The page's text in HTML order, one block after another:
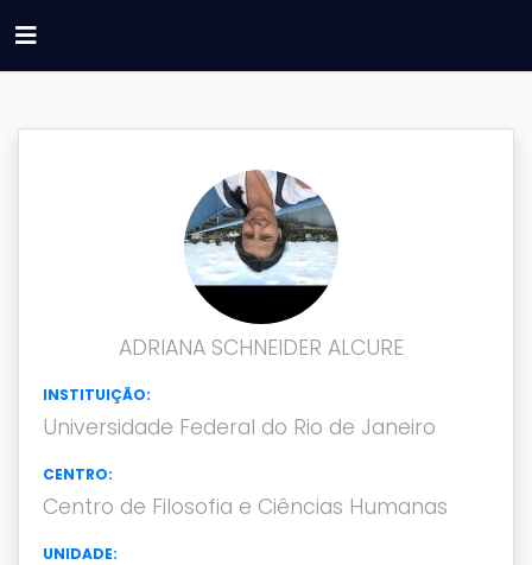
ADRIANA SCHNEIDER ALCURE
INSTITUIÇÃO:
Universidade Federal do Rio de Janeiro
CENTRO:
Centro de Filosofia e Ciências Humanas
UNIDADE: